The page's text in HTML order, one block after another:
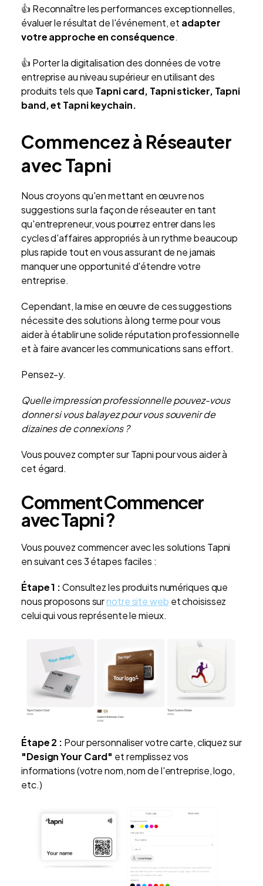
👍 Reconnaître les performances exceptionnelles,
évaluer le résultat de l'événement, et adapter
votre approche en conséquence.
👍 Porter la digitalisation des données de votre
entreprise au niveau supérieur en utilisant des
produits tels que Tapni card, Tapni sticker, Tapni
band, et Tapni keychain.
Commencez à Réseauter
avec Tapni
Nous croyons qu'en mettant en œuvre nos
suggestions sur la façon de réseauter en tant
qu'entrepreneur, vous pourrez entrer dans les
cycles d'affaires appropriés à un rythme beaucoup
plus rapide tout en vous assurant de ne jamais
manquer une opportunité d'étendre votre
entreprise.
Cependant, la mise en œuvre de ces suggestions
nécessite des solutions à long terme pour vous
aider à établir une solide réputation professionnelle
et à faire avancer les communications sans effort.
Pensez-y.
Quelle impression professionnelle pouvez-vous
donner si vous balayez pour vous souvenir de
dizaines de connexions ?
Vous pouvez compter sur Tapni pour vous aider à
cet égard.
Comment Commencer
avec Tapni ?
Vous pouvez commencer avec les solutions Tapni
en suivant ces 3 étapes faciles :
Étape 1 :Consultez les produits numériques que
nous proposons surnotre site web et choisissez
celui qui vous représente le mieux.
Étape 2 : Pour personnaliser votre carte, cliquez sur
"Design Your Card" et remplissez vos
informations (votre nom, nom de l'entreprise, logo,
etc.)